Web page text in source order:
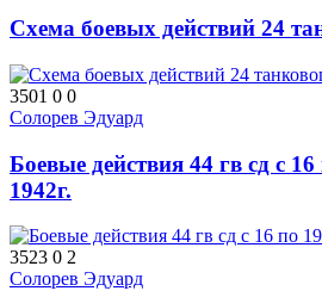
Схема боевых действий 24
3501 0 0
Солорев Эдуард
Боевые действия 44 гв сд с
1942г.
3523 0 2
Солорев Эдуард